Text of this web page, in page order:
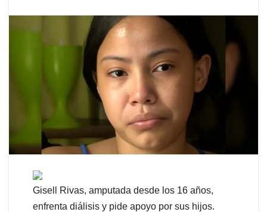
Gisell Rivas, amputada desde los 16 años,
enfrenta diálisis y pide apoyo por sus hijos.